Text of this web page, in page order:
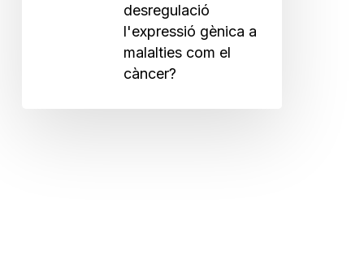
desregulació
l'expressió gènica a
malalties com el
càncer?